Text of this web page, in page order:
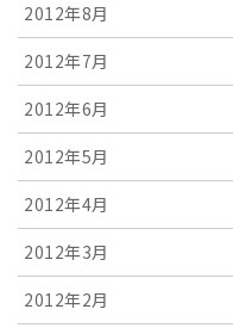
2012年8月
2012年7月
2012年6月
2012年5月
2012年4月
2012年3月
2012年2月